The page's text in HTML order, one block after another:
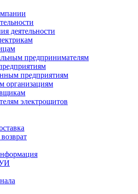
деятельности
предпринимателям
предприятиям
организациям
электрощитов